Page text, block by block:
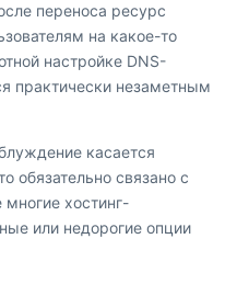
переноса ресурс
на какое-то
настройке DNS-
практически незаметным
касается
обязательно связано с
хостинг-
или недорогие опции